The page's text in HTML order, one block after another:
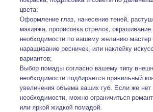
цвета;
Оформление глаз, нанесение теней,
макияжа, прорисовка стрелок,
необходимости по вашему желанию мастер
наращивание ресничек, или наклейку
вариантов;
Выбор помады согласно вашему типу
необходимости подбирается правильный
увеличения объема ваших губ. Если же нет
необходимости, можно ограничиться
или яркой жидкой помадой.